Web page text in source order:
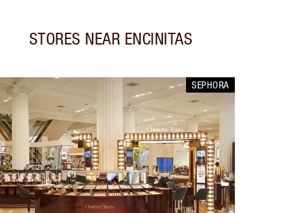
STORES NEAR ENCINITAS
SEPHORA